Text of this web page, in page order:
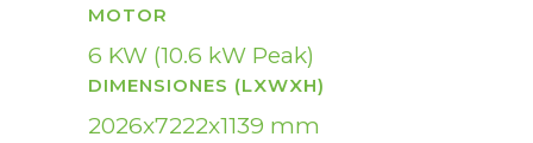
MOTOR
6 KW (10.6 kW Peak)
DIMENSIONES (LXWXH)
2026x7222x1139 mm